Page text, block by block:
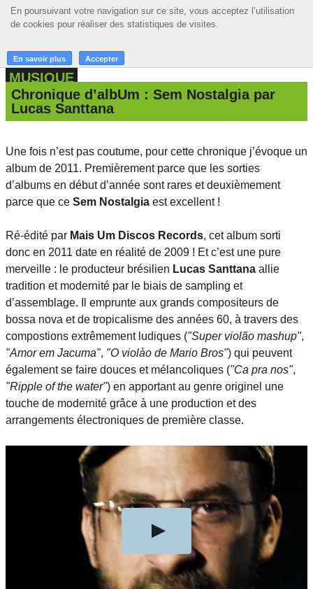
En poursuivant votre navigation sur ce site, vous acceptez l’utilisation
de cookies pour réaliser des statistiques de visites.
En savoir plus Accepter
En poursuivant votre navigation sur ce site, vous acceptez l’utilisation
de cookies pour réaliser des statistiques de visites.
En savoir plus Accepter
☰ MENU
ACCUEIL
A LA UNE
PODCASTS
MUSIQUE
ACTIONS
LA RADIO
MUSIQUE
Chronique d’albUm : Sem Nostalgia par
Lucas Santtana
Une fois n’est pas coutume, pour cette chronique j’évoque un
album de 2011. Premièrement parce que les sorties
d’albums en début d’année sont rares et deuxièmement
parce que ce Sem Nostalgia est excellent !
Ré-édité par Mais Um Discos Records, cet album sorti
donc en 2011 date en réalité de 2009 ! Et c’est une pure
merveille : le producteur brésilien Lucas Santtana allie
tradition et modernité par le biais de sampling et
d’assemblage. Il emprunte aux grands compositeurs de
bossa nova et de tropicalisme des années 60, à travers des
compostions extrêmement ludiques ("Super violão mashup",
"Amor em Jacuma", "O violào de Mario Bros") qui peuvent
également se faire douces et mélancoliques ("Ca pra nos",
"Ripple of the water") en apportant au genre originel une
touche de modernité grâce à une production et des
arrangements électroniques de première classe.